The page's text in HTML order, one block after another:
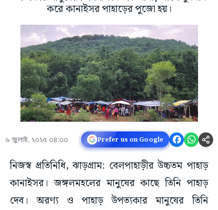
করে কানাইসর পাহাড়ের পুজো হয়।
৬ জুলাই, ২০২৫ ০৪:০০ Prefer us on Google
নিজস্ব প্রতিনিধি, ঝাড়গ্ৰাম: বেলপাহাড়ীর উচ্চতম পাহাড়
কানাইসর। জঙ্গলমহলের মানুষের কাছে তিনি পাহাড়
দেব। অরণ্য ও পাহাড় উপত্যকার মানুষের তিনি